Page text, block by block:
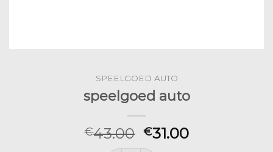
SPEELGOED AUTO
speelgoed auto
€43.00 €31.00